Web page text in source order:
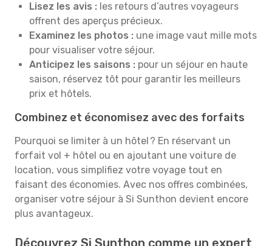
Lisez les avis : les retours d’autres voyageurs
offrent des aperçus précieux.
Examinez les photos : une image vaut mille mots
pour visualiser votre séjour.
Anticipez les saisons : pour un séjour en haute
saison, réservez tôt pour garantir les meilleurs
prix et hôtels.
Combinez et économisez avec des forfaits
Pourquoi se limiter à un hôtel ? En réservant un
forfait vol + hôtel ou en ajoutant une voiture de
location, vous simplifiez votre voyage tout en
faisant des économies. Avec nos offres combinées,
organiser votre séjour à Si Sunthon devient encore
plus avantageux.
Découvrez Si Sunthon comme un expert